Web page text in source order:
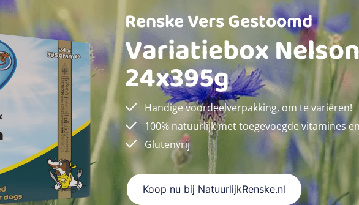
Renske Vers Gestoomd
Variatiebox Nelson
24x395g
Handige voordeelverpakking, om te variëren!
100% natuurlijk met toegevoegde vitamines
Glutenvrij
Koop nu bij NatuurlijkRenske.nl